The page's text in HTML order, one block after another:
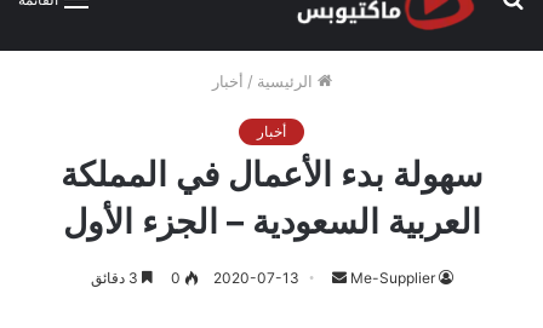
الرئيسية / أخبار
أخبار
سهولة بدء الأعمال في المملكة
العربية السعودية – الجزء الأول
Me-Supplier
أرسل 2020-07-13
0